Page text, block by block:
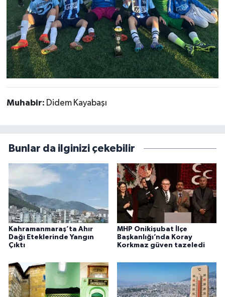
Muhabir: Didem Kayabaşı
Bunlar da ilginizi çekebilir
Kahramanmaraş’ta Ahır
Dağı Eteklerinde Yangın
Çıktı
MHP Onikişubat İlçe
Başkanlığı’nda Koray
Korkmaz güven tazeledi